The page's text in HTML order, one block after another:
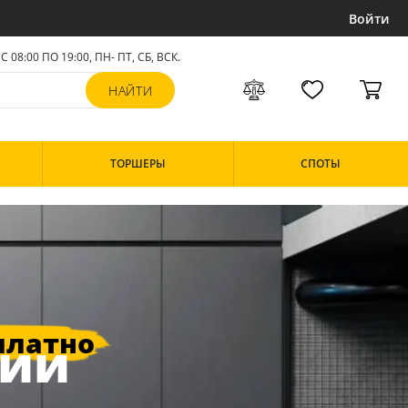
Войти
С 08:00 ПО 19:00, ПН- ПТ,СБ, ВСК.
ТОРШЕРЫ СПОТЫ